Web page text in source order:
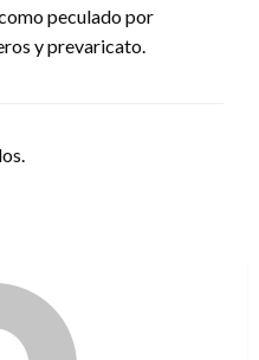
peculado por
y prevaricato.